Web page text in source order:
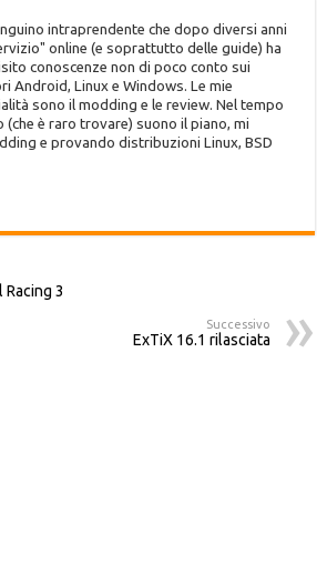
intraprendente che dopo diversi anni
online (e soprattutto delle guide) ha
conoscenze non di poco conto sui
Android, Linux e Windows. Le mie
sono il modding e le review. Nel tempo
(che è raro trovare) suono il piano, mi
e provando distribuzioni Linux, BSD
Racing 3
Successivo
ExTiX 16.1 rilasciata